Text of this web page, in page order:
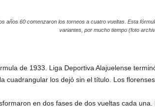
años 60 comenzaron los torneos a cuatro vueltas. Esta
variantes, por mucho tiempo (foto
de 1933. Liga Deportiva Alajuelense
los dejó sin el título. Los
en dos fases de dos vueltas cada